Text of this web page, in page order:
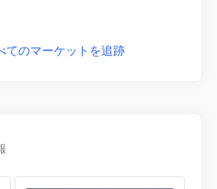
のマーケットを追跡